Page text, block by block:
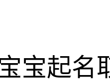
宝起名